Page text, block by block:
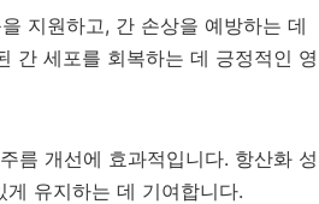
지원하고, 간 손상을 예방하는 데
간 세포를 회복하는 데 긍정적인 영
름 개선에 효과적입니다. 항산화 성
유지하는 데 기여합니다.